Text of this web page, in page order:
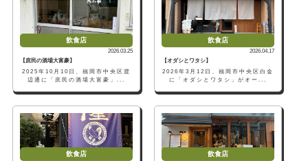
飲食店
2026.03.25
【庶民の酒場大富豪】
2025年10月10日、福岡市中央区渡
辺通に「庶民の酒場大富豪」...
飲食店
2026.04.17
【オダシとワタシ】
2026年3月12日、福岡市中央区白金
に「オダシとワタシ」がオー...
飲食店 飲食店